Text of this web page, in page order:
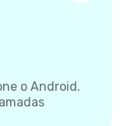
o Android.